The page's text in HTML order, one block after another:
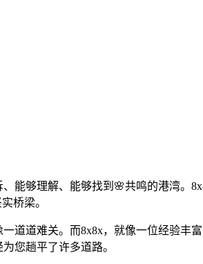
能够理解、能够找到🌸共鸣的港湾。
桥梁。
道道难关。而8x8x，就像一位经验丰
您趟平了许多道路。